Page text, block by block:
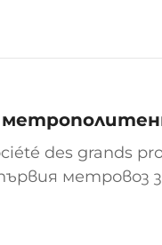
des grands
метровоз